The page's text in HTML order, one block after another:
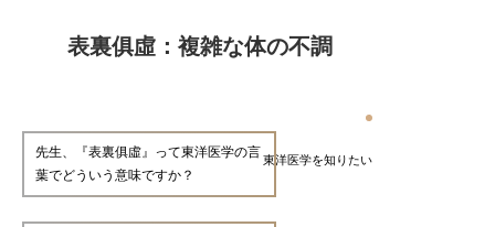
表裏俱虛：複雑な体の不調
東洋医学を知りたい
先生、『表裏俱虛』って東洋医学の言
葉でどういう意味ですか？